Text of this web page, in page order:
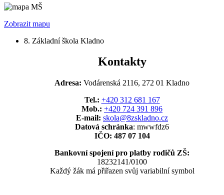
Zobrazit mapu
8. Základní škola Kladno
Kontakty
Adresa: Vodárenská 2116, 272 01 Kladno
Tel.: +420 312 681 167
Mob.: +420 724 391 896
E-mail: skola@8zskladno.cz
Datová schránka: mwwfdz6
IČO: 487 07 104
Bankovní spojení pro platby rodičů ZŠ:
18232141/0100
Každý žák má přiřazen svůj variabilní symbol